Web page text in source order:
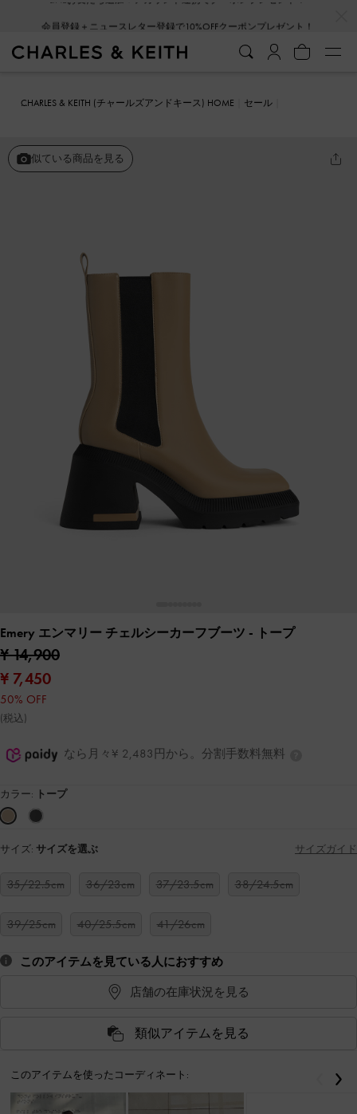
CHARLES & KEITH (チャールズアンドキース) HOME
セール
似ている商品を見る
Emery エンマリー チェルシーカーフブーツ - トープ
¥ 14,900
¥ 7,450
50% OFF
(税込)
なら月々¥ 2,483円から。分割手数料無料
カラー: トープ
サイズ: サイズを選ぶ サイズガイド
35/22.5cm 36/23cm 37/23.5cm 38/24.5cm
39/25cm 40/25.5cm 41/26cm
このアイテムを見ている人におすすめ
店舗の在庫状況を見る
類似アイテムを見る
このアイテムを使ったコーディネート: 戻る